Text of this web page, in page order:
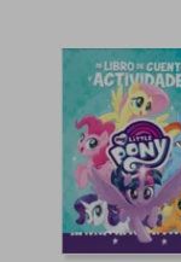
45%
dcto.